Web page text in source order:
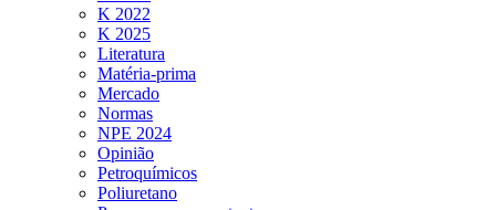
K 2022
K 2025
Literatura
Matéria-prima
Mercado
Normas
NPE 2024
Opinião
Petroquímicos
Poliuretano